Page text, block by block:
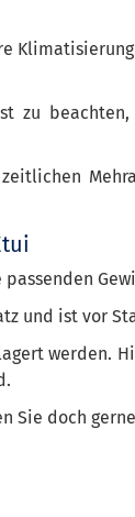
zu
und ist vor
werden.
Sie doch